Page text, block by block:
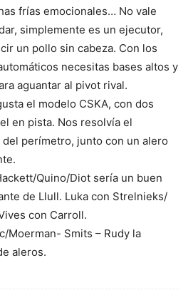
frías emocionales… No vale
simplemente es un ejecutor,
un pollo sin cabeza. Con los
necesitas bases altos y
aguantar al pivot rival.
el modelo CSKA, con dos
en pista. Nos resolvía el
del perímetro, junto con un alero
Quino/Diot sería un buen
de Llull. Luka con Strelnieks/
con Carroll.
Moerman- Smits – Rudy la
aleros.